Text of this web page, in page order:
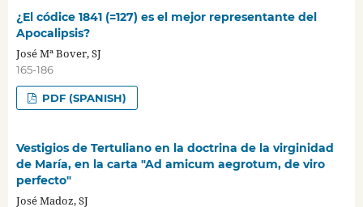
¿El códice 1841 (=127) es el mejor representante del
Apocalipsis?
José Mª Bover, SJ
165-186
PDF (SPANISH)
Vestigios de Tertuliano en la doctrina de la virginidad
de María, en la carta "Ad amicum aegrotum, de viro
perfecto"
José Madoz, SJ